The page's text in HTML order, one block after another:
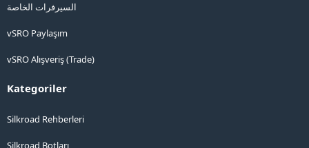
السيرفرات الخاصة
vSRO Paylaşım
vSRO Alışveriş (Trade)
Kategoriler
Silkroad Rehberleri
Silkroad Botları